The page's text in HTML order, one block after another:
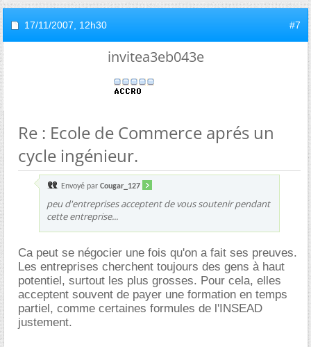
17/11/2007, 12h30 #7
invitea3eb043e
Re : Ecole de Commerce aprés un
cycle ingénieur.
Envoyé par Cougar_127
peu d'entreprises acceptent de vous soutenir pendant
cette entreprise...
Ca peut se négocier une fois qu'on a fait ses preuves.
Les entreprises cherchent toujours des gens à haut
potentiel, surtout les plus grosses. Pour cela, elles
acceptent souvent de payer une formation en temps
partiel, comme certaines formules de l'INSEAD
justement.